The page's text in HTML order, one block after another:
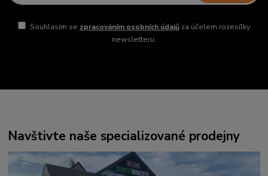
Souhlasím se zpracováním osobních údajůza účelem rozesílky
newsletteru.
Navštivte naše specializované prodejny